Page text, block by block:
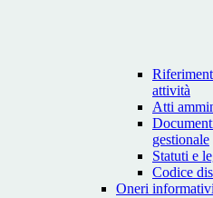
attività
Atti
gestionale
Statuti e
Codice
Oneri